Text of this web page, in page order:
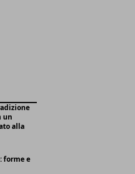
un
alla
forme e